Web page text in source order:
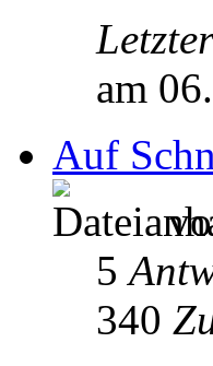
am
Auf
5
340